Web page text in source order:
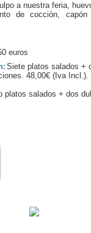
a nuestra feria,
de cocción,
euros
Siete platos salados +
48,00€ (Iva Incl.).
platos salados + dos